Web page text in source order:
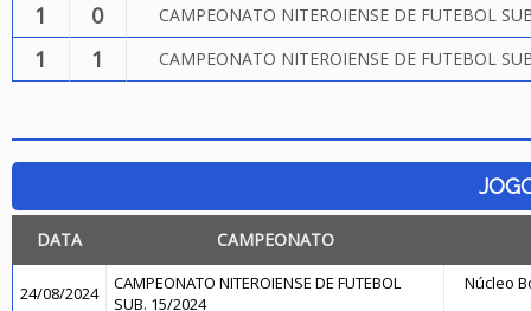
1 0 CAMPEONATO NITEROIENSE DE FUTEBOL
1 1 CAMPEONATO NITEROIENSE DE FUTEBOL
DATA CAMPEONATO
24/08/2024
CAMPEONATO NITEROIENSE DE FUTEBOL
SUB. 15/2024
Núcleo